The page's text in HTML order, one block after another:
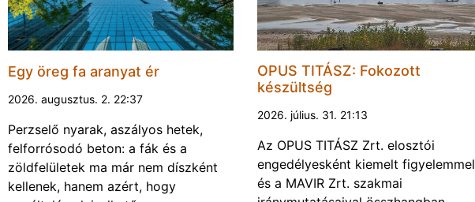
Egy öreg fa aranyat ér
2026. augusztus. 2. 22:37
Perzselő nyarak, aszályos hetek,
felforrósodó beton: a fák és a
zöldfelületek ma már nem díszként
kellenek, hanem azért, hogy
OPUS TITÁSZ: Fokozott
készültség
2026. július. 31. 21:13
Az OPUS TITÁSZ Zrt. elosztói
engedélyesként kiemelt figyelemmel
és a MAVIR Zrt. szakmai